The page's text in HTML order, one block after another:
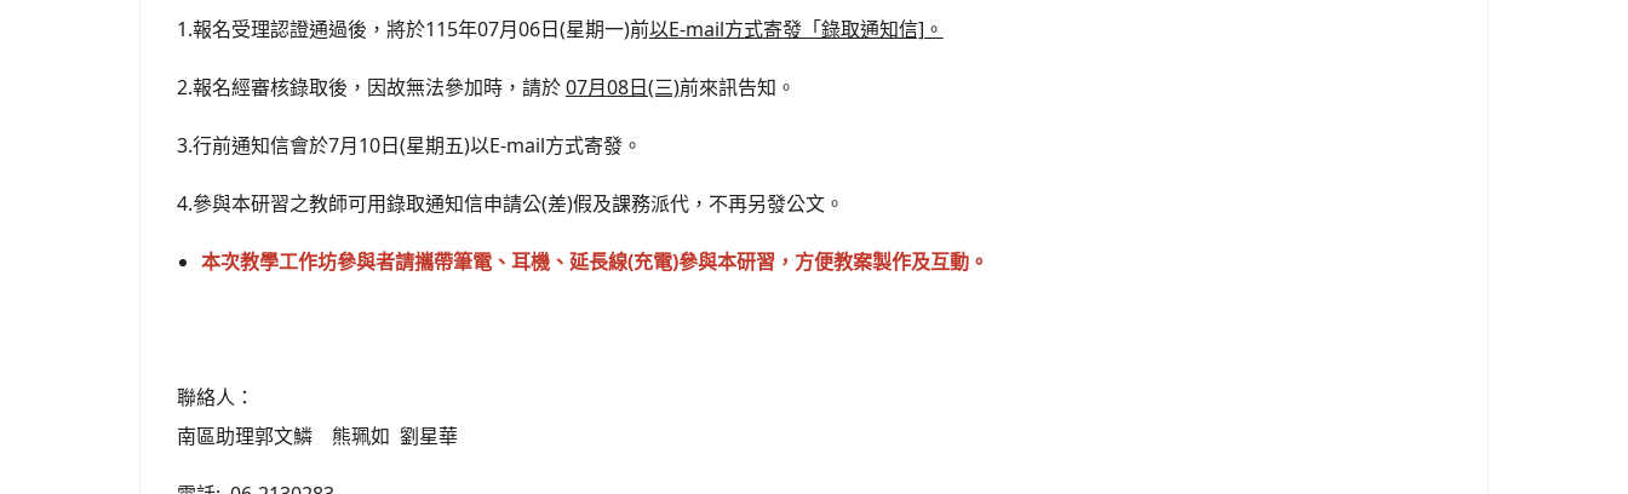
1.報名受理認證通過後，將於115年07月06日(星期一)前以E-mail方式寄發「錄取通知信]。
2.報名經審核錄取後，因故無法參加時，請於07月08日(三)前來訊告知。
3.行前通知信會於7月10日(星期五)以E-mail方式寄發。
4.參與本研習之教師可用錄取通知信申請公(差)假及課務派代，不再另發公文。
本次教學工作坊參與者請攜帶筆電、耳機、延長線(充電)參與本研習，方便教案製作及互動。
聯絡人：
南區助理郭文鱗 熊珮如 劉星華